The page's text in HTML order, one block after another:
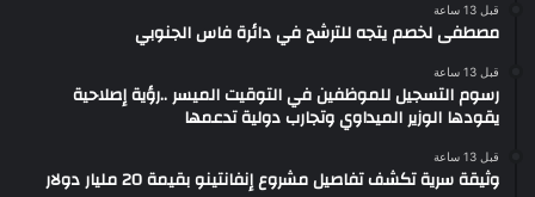
قبل 13 ساعة
مصطفى لخصم يتجه للترشح في دائرة فاس الجنوبي
قبل 13 ساعة
رسوم التسجيل للموظفين في التوقيت الميسر ..رؤية إصلاحية
يقودها الوزير الميداوي وتجارب دولية تدعمها
قبل 13 ساعة
وثيقة سرية تكشف تفاصيل مشروع إنفانتينو بقيمة 20 مليار دولار